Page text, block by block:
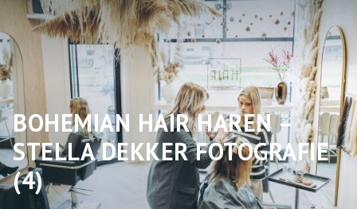
BOHEMIAN HAIR HAREN –
STELLA DEKKER FOTOGRAFIE
(4)